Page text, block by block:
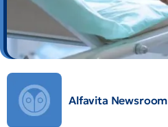
Alfavita Newsroom